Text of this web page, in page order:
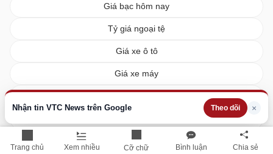
Trang chủ Xem nhiều Cỡ chữ Bình luận Chia sẻ
Nhận tin VTC News trên Google Theo dõi ×
Giá bạc hôm nay
Tỷ giá ngoại tệ
Giá xe ô tô
Giá xe máy
Giá cà phê hôm nay